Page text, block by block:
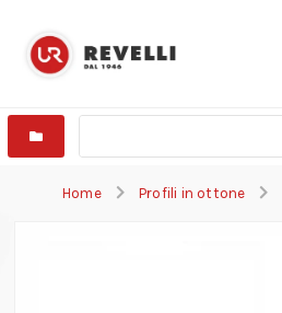
Home Profili in ottone